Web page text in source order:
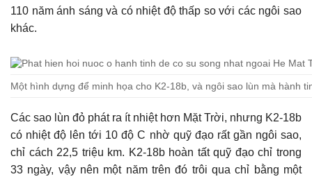
110 năm ánh sáng và có nhiệt độ thấp so với các ngôi sao
khác.
Một hình dựng để minh họa cho K2-18b, và ngôi sao lùn mà hành
Các sao lùn đỏ phát ra ít nhiệt hơn Mặt Trời, nhưng K2-18b
có nhiệt độ lên tới 10 độ C nhờ quỹ đạo rất gần ngôi sao,
chỉ cách 22,5 triệu km. K2-18b hoàn tất quỹ đạo chỉ trong
33 ngày, vậy nên một năm trên đó trôi qua chỉ bằng một